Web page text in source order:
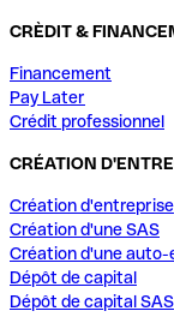
CRÈDIT &
Financement
Pay Later
Crédit professionnel
CRÉATION
Création d'entreprise
Création d'une SAS
Création d'une
Dépôt de capital
Dépôt de capital SAS